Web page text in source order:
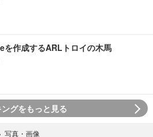
作成するARLトロイの木馬
グをもっと見る
› 写真・画像